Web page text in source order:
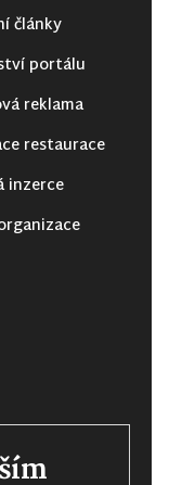
články
portálu
reklama
restaurace
inzerce